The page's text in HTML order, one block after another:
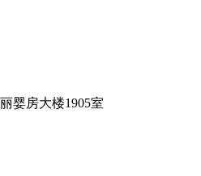
婴房大楼1905室